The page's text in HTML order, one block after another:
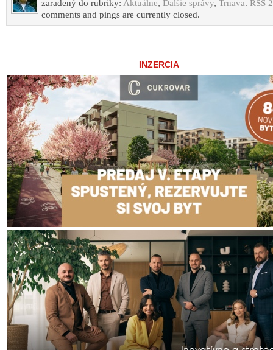
zaradený do rubriky: Aktuálne, Ďalšie správy, Trnava. RSS
comments and pings are currently closed.
INZERCIA